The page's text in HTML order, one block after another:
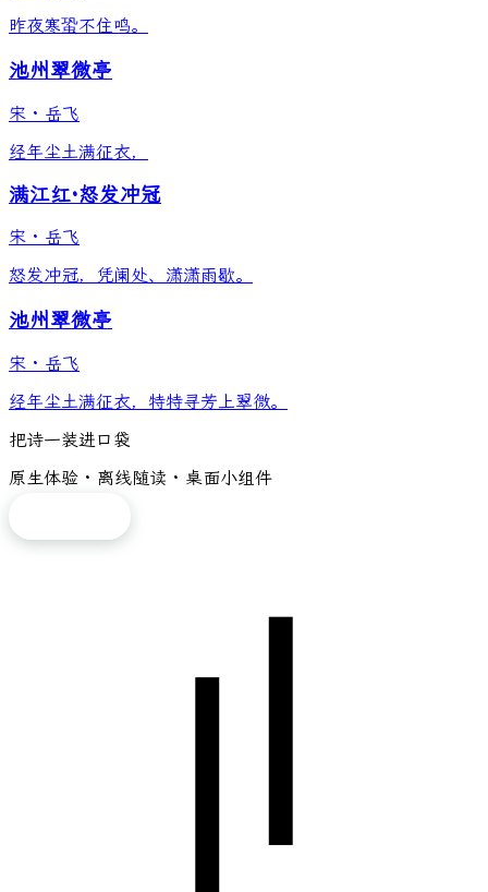
昨夜寒蛩不住鸣。
池州翠微亭
宋 · 岳飞
经年尘土满征衣，
满江红·怒发冲冠
宋 · 岳飞
怒发冲冠，凭阑处、潇潇雨歇。
池州翠微亭
宋 · 岳飞
经年尘土满征衣，特特寻芳上翠微。
把诗一装进口袋
原生体验 · 离线随读 · 桌面小组件